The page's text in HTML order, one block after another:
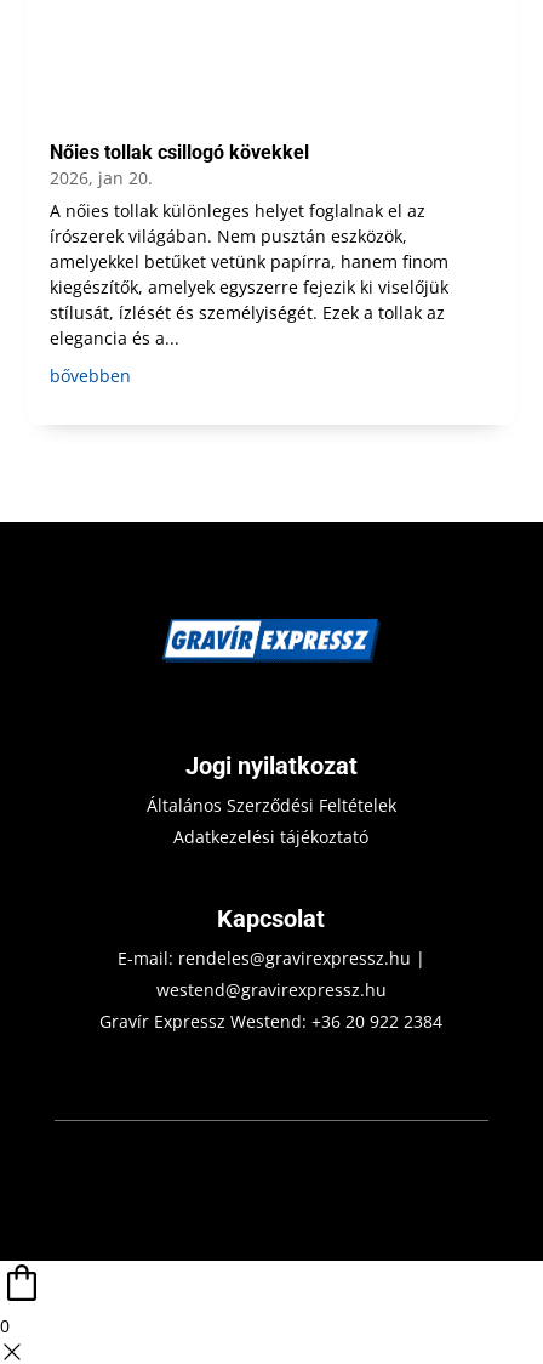
Nőies tollak csillogó kövekkel
2026, jan 20.
A nőies tollak különleges helyet foglalnak el az
írószerek világában. Nem pusztán eszközök,
amelyekkel betűket vetünk papírra, hanem finom
kiegészítők, amelyek egyszerre fejezik ki viselőjük
stílusát, ízlését és személyiségét. Ezek a tollak az
elegancia és a...
bővebben
Jogi nyilatkozat
Általános Szerződési Feltételek
Adatkezelési tájékoztató
Kapcsolat
E-mail: rendeles@gravirexpressz.hu |
westend@gravirexpressz.hu
Gravír Expressz Westend:+36 20 922 2384
0